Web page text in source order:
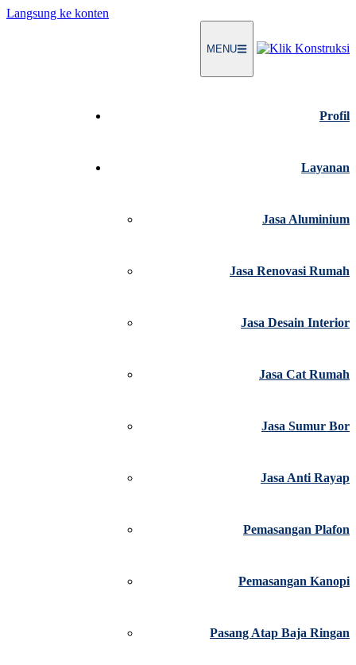
Langsung ke konten
MENU
Profil
Layanan
Jasa Aluminium
Jasa Renovasi Rumah
Jasa Desain Interior
Jasa Cat Rumah
Jasa Sumur Bor
Jasa Anti Rayap
Pemasangan Plafon
Pemasangan Kanopi
Pasang Atap Baja Ringan